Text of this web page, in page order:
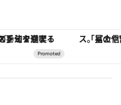
「星のや富士」でデジタルデトックス。冨士信仰の歴史を辿り、心身を調える。